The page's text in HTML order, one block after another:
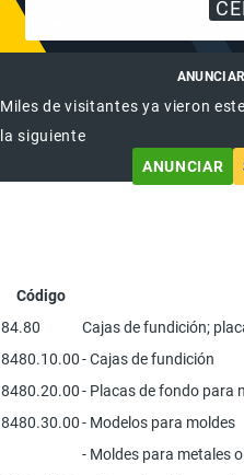
Miles de visitantes ya vieron
la siguiente
ANUNCIAR
Código
84.80
Cajas de fundición;
8480.10.00- Cajas de fundición
8480.20.00- Placas de fondo para
8480.30.00- Modelos para moldes
- Moldes para metales